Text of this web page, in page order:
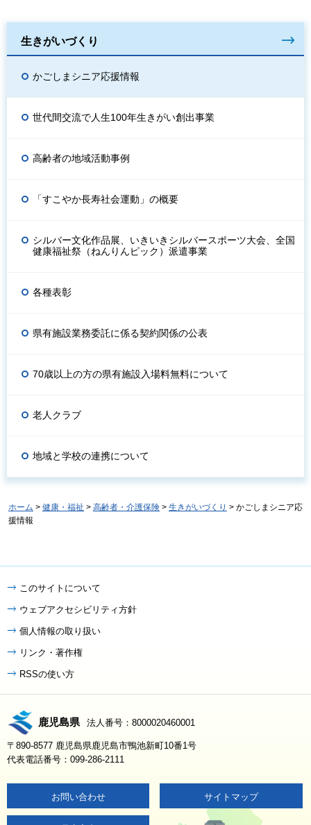
生きがいづくり
かごしまシニア応援情報
世代間交流で人生100年生きがい創出事業
高齢者の地域活動事例
「すこやか長寿社会運動」の概要
シルバー文化作品展、いきいきシルバースポーツ大会、全国
健康福祉祭（ねんりんピック）派遣事業
各種表彰
県有施設業務委託に係る契約関係の公表
70歳以上の方の県有施設入場料無料について
老人クラブ
地域と学校の連携について
ホーム > 健康・福祉 > 高齢者・介護保険 > 生きがいづくり > かごしまシニア応
援情報
このサイトについて
ウェブアクセシビリティ方針
個人情報の取り扱い
リンク・著作権
RSSの使い方
鹿児島県 法人番号：8000020460001
〒890-8577 鹿児島県鹿児島市鴨池新町10番1号
代表電話番号：099-286-2111
お問い合わせ サイトマップ